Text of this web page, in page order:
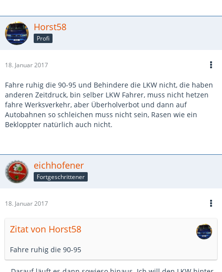
Horst58
Profi
18. Januar 2017
Fahre ruhig die 90-95 und Behindere die LKW nicht, die haben
anderen Zeitdruck, bin selber LKW Fahrer, muss nicht hetzen
fahre Werksverkehr, aber Überholverbot und dann auf
Autobahnen so schleichen muss nicht sein, Rasen wie ein
Bekloppter natürlich auch nicht.
eichhofener
Fortgeschrittener
18. Januar 2017
Zitat von Horst58
Fahre ruhig die 90-95